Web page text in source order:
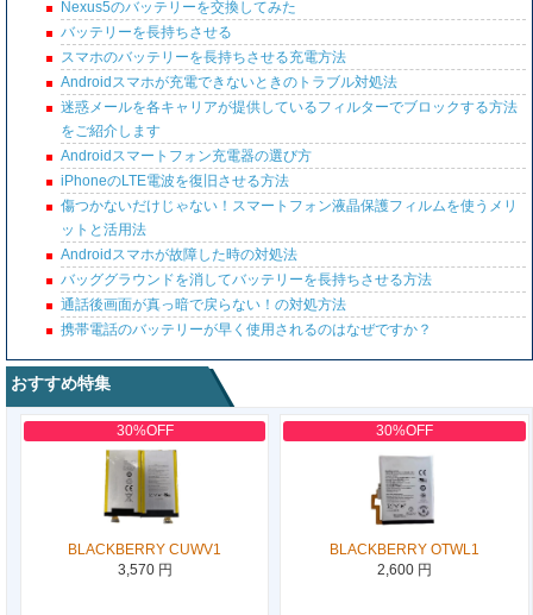
Nexus5のバッテリーを交換してみた
バッテリーを長持ちさせる
スマホのバッテリーを長持ちさせる充電方法
Androidスマホが充電できないときのトラブル対処法
迷惑メールを各キャリアが提供しているフィルターでブロックする方法
をご紹介します
Androidスマートフォン充電器の選び方
iPhoneのLTE電波を復旧させる方法
傷つかないだけじゃない！スマートフォン液晶保護フィルムを使うメリ
ットと活用法
Androidスマホが故障した時の対処法
バッググラウンドを消してバッテリーを長持ちさせる方法
通話後画面が真っ暗で戻らない！の対処方法
携帯電話のバッテリーが早く使用されるのはなぜですか？
おすすめ特集
30%OFF
BLACKBERRY CUWV1
3,570 円
30%OFF
BLACKBERRY OTWL1
2,600 円